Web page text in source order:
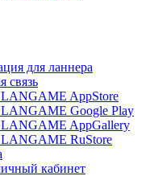
для ланнера
связь
LANGAME AppStore
LANGAME Google Play
LANGAME AppGallery
LANGAME RuStore
кабинет